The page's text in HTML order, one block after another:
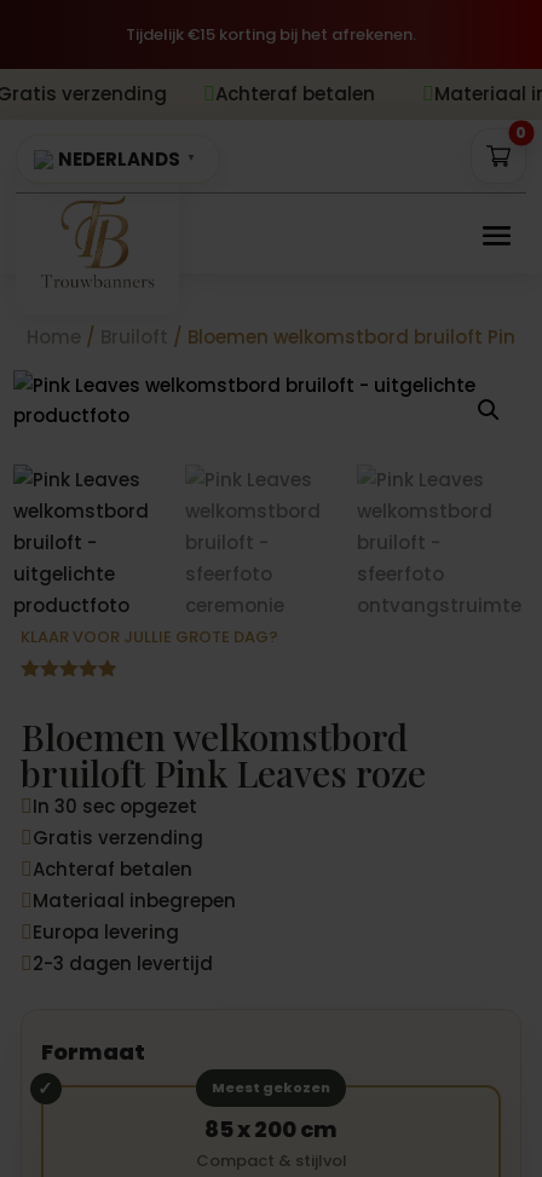
Tijdelijk €15 korting bij het afrekenen.
Achteraf betalen Materiaal inbegrepen
NEDERLANDS ▼
0
Home / Bruiloft / Bloemen welkomstbord bruiloft Pink
KLAAR VOOR JULLIE GROTE DAG?
5
gebaseerd
op
klantbeoord
elingen
Bloemen welkomstbord
bruiloft Pink Leaves roze
 In 30 sec opgezet
 Gratis verzending
 Achteraf betalen
 Materiaal inbegrepen
 Europa levering
 2-3 dagen levertijd
Formaat
Meest gekozen
85 x 200 cm
Compact & stijlvol